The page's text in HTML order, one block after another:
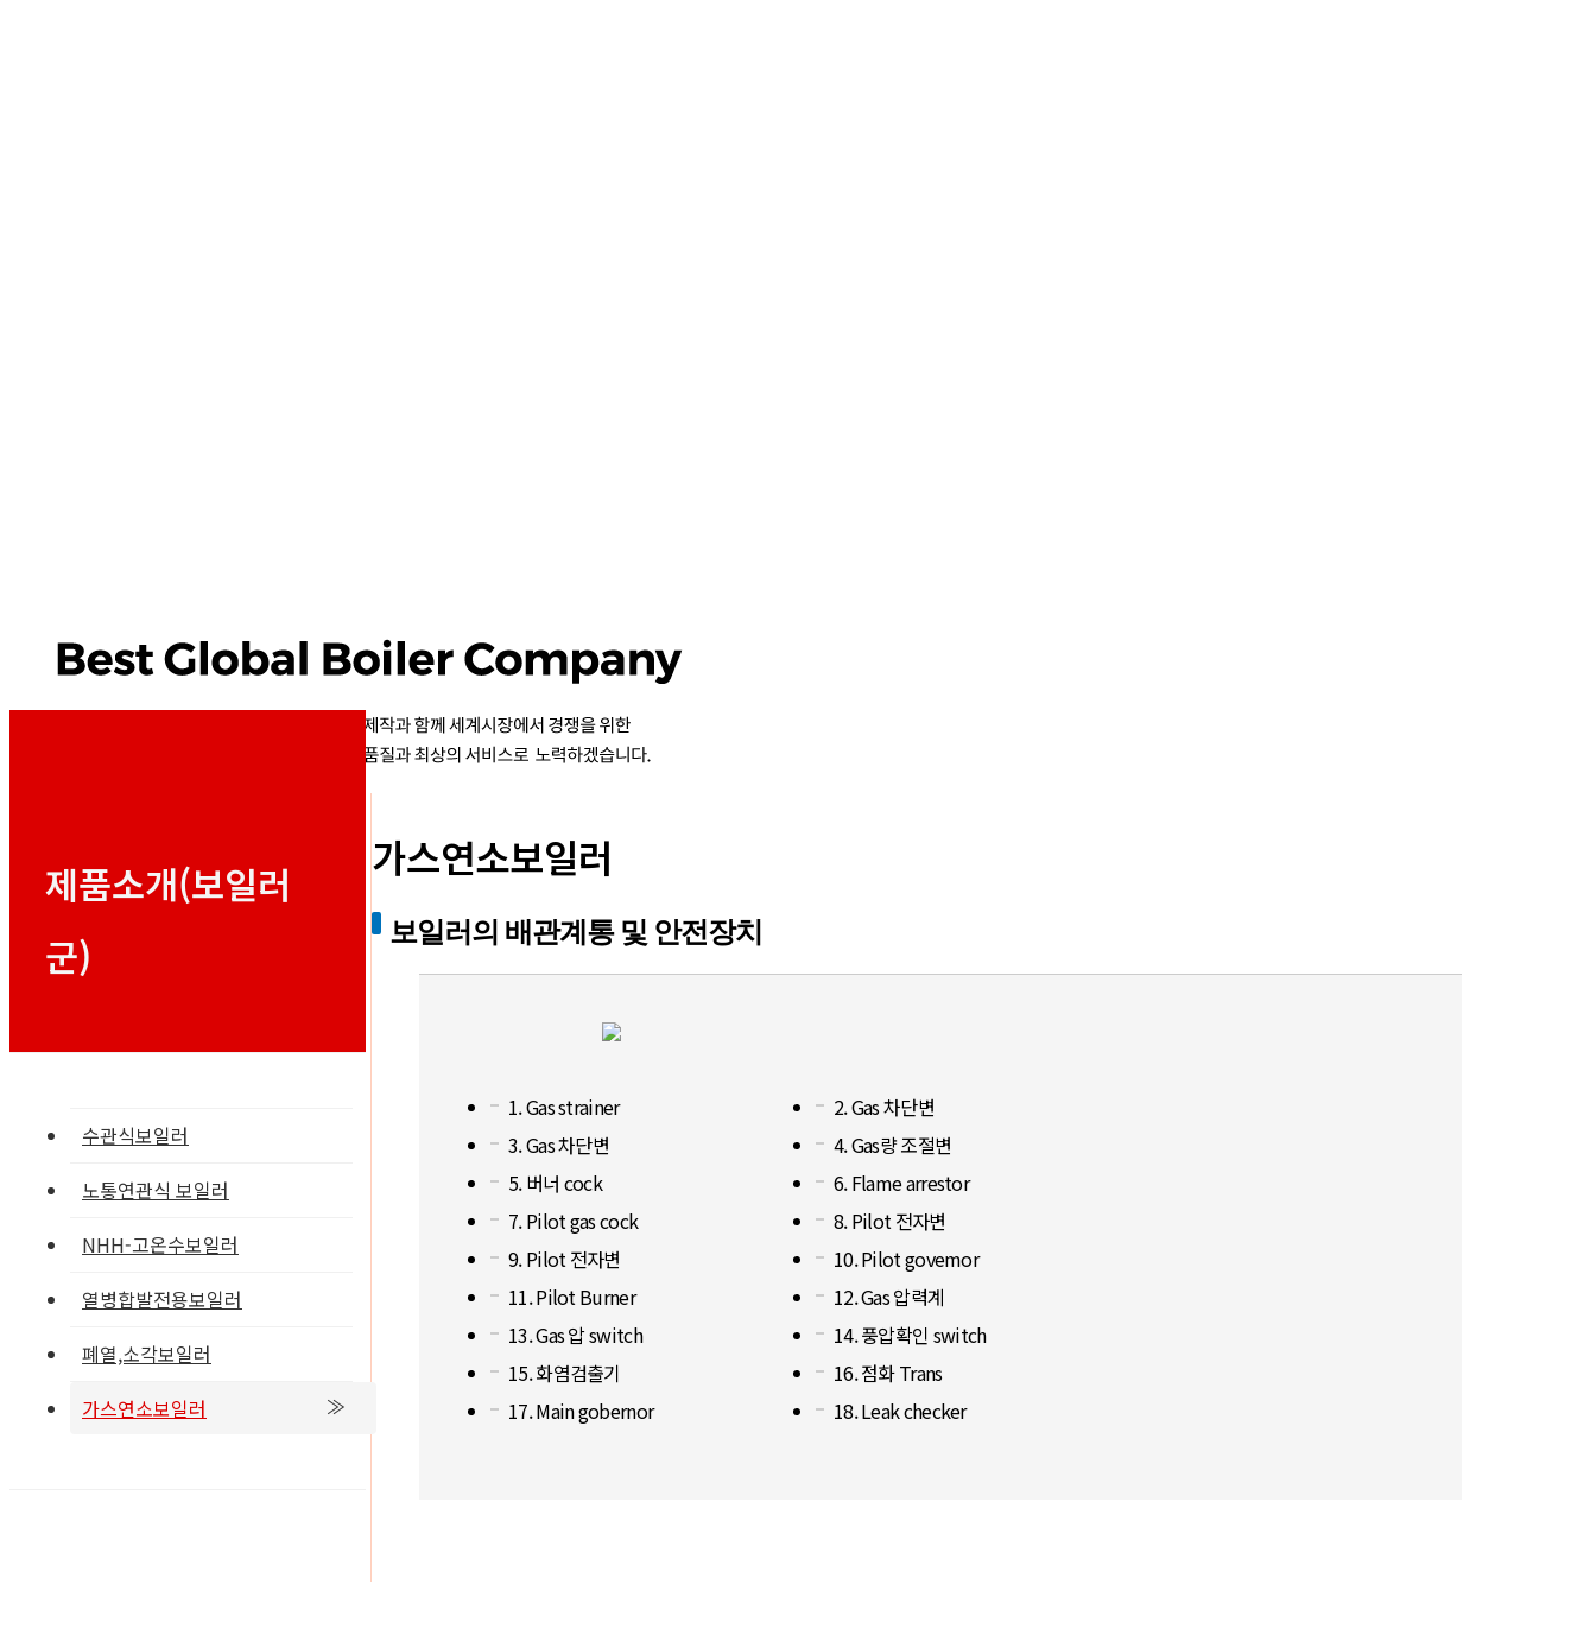
제품소개(보일러
군)
수관식보일러
노통연관식 보일러
NHH-고온수보일러
열병합발전용보일러
폐열,소각보일러
가스연소보일러
가스연소보일러
보일러의 배관계통 및 안전장치
1. Gas strainer
2. Gas 차단변
3. Gas 차단변
4. Gas량 조절변
5. 버너 cock
6. Flame arrestor
7. Pilot gas cock
8. Pilot 전자변
9. Pilot 전자변
10. Pilot govemor
11. Pilot Burner
12. Gas 압력계
13. Gas 압 switch
14. 풍압확인 switch
15. 화염검출기
16. 점화 Trans
17. Main gobernor
18. Leak checker